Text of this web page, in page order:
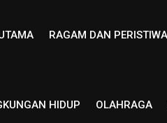
RAGAM DAN PERISTIWA
HIDUP OLAHRAGA